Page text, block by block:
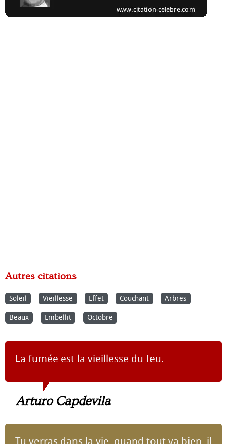
Autres citations
Soleil Vieillesse Effet Couchant Arbres
Beaux Embellit Octobre
La fumée est la vieillesse du feu.
Arturo Capdevila
Tu verras dans la vie, quand tout va bien, il